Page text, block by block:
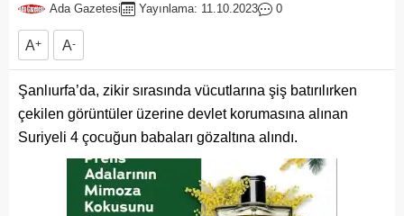
Ada Gazetesi Yayınlama: 11.10.2023 0
A+ A-
Şanlıurfa’da, zikir sırasında vücutlarına şiş batırılırken
çekilen görüntüler üzerine devlet korumasına alınan
Suriyeli 4 çocuğun babaları gözaltına alındı.